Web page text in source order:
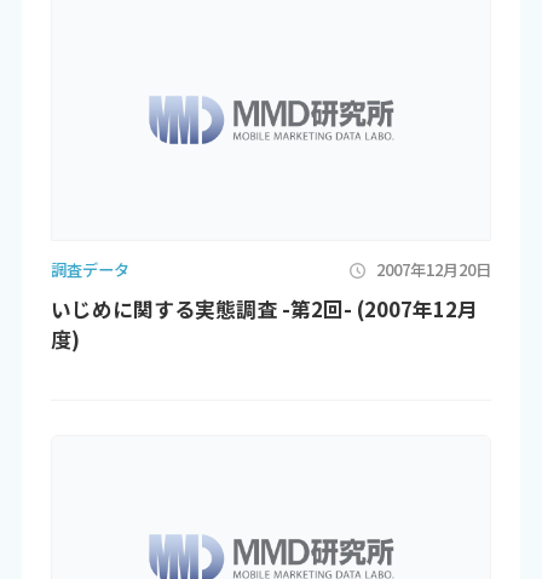
調査データ 2007年12月20日
いじめに関する実態調査 -第2回- (2007年12月
度)